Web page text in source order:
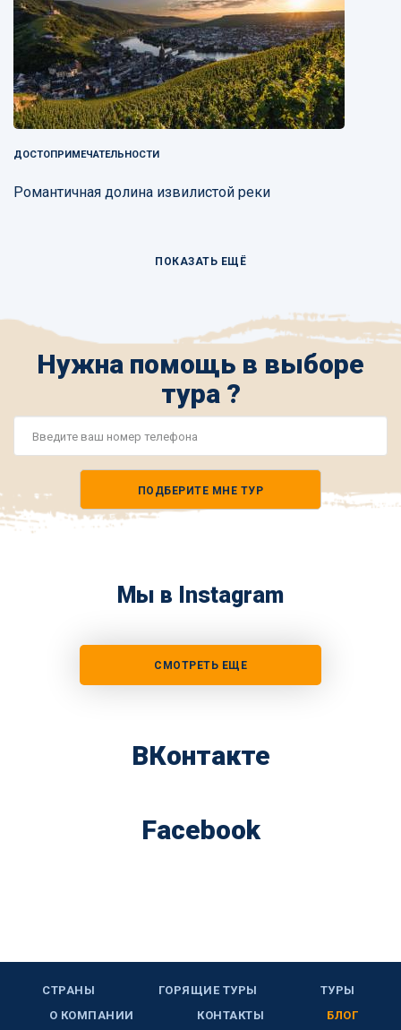
ДОСТОПРИМЕЧАТЕЛЬНОСТИ
Романтичная долина извилистой реки
ПОКАЗАТЬ ЕЩЁ
Нужна помощь в выборе
тура ?
ПОДБЕРИТЕ МНЕ ТУР
Мы в Instagram
СМОТРЕТЬ ЕЩЕ
ВКонтакте
Facebook
СТРАНЫ ГОРЯЩИЕ ТУРЫ
ТУРЫ
О КОМПАНИИ
КОНТАКТЫ БЛОГ